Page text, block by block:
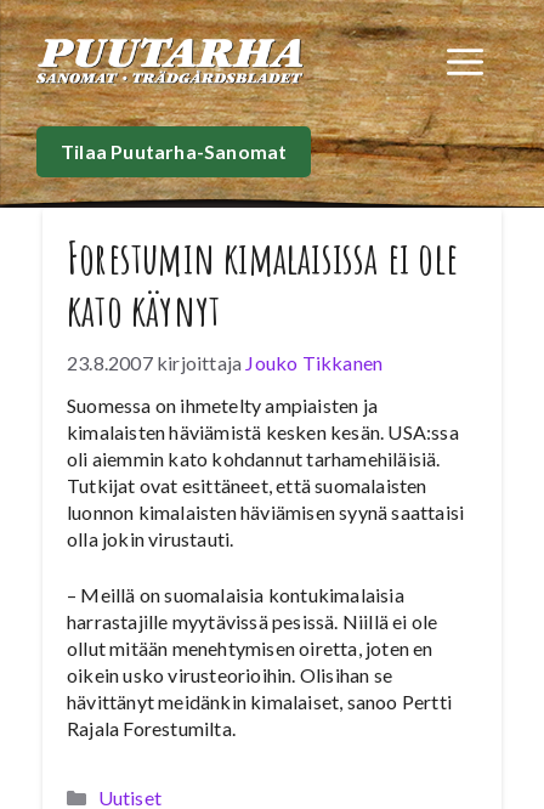
Siirry
sisältöön
Tilaa Puutarha-Sanomat
Forestumin kimalaisissa ei ole
kato käynyt
23.8.2007 kirjoittaja Jouko Tikkanen
Suomessa on ihmetelty ampiaisten ja
kimalaisten häviämistä kesken kesän. USA:ssa
oli aiemmin kato kohdannut tarhamehiläisiä.
Tutkijat ovat esittäneet, että suomalaisten
luonnon kimalaisten häviämisen syynä saattaisi
olla jokin virustauti.
– Meillä on suomalaisia kontukimalaisia
harrastajille myytävissä pesissä. Niillä ei ole
ollut mitään menehtymisen oiretta, joten en
oikein usko virusteorioihin. Olisihan se
hävittänyt meidänkin kimalaiset, sanoo Pertti
Rajala Forestumilta.
Kategoriat
Uutiset